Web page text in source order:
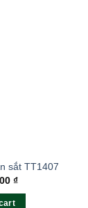
sắt TT1407
₫